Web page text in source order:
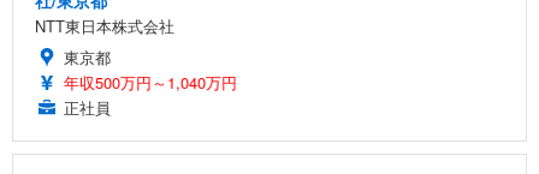
NTT東日本株式会社
東京都
年収500万円～1,040万円
正社員